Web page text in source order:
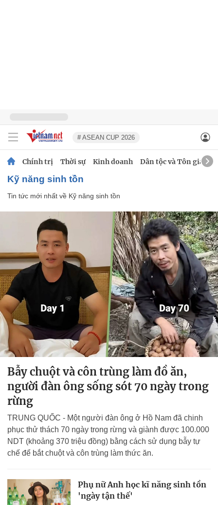
# ASEAN CUP 2026
Chính trị Thời sự Kinh doanh Dân tộc và Tôn giáo
Kỹ năng sinh tồn
Tin tức mới nhất về Kỹ năng sinh tồn
Bẫy chuột và côn trùng làm đồ ăn,
người đàn ông sống sót 70 ngày trong
rừng
TRUNG QUỐC - Một người đàn ông ở Hồ Nam đã chinh
phục thử thách 70 ngày trong rừng và giành được 100.000
NDT (khoảng 370 triệu đồng) bằng cách sử dụng bẫy tự
chế để bắt chuột và côn trùng làm thức ăn.
Phụ nữ Anh học kĩ năng sinh tồn
'ngày tận thế'